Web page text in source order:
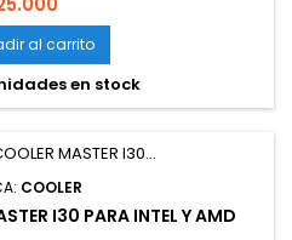
al carrito
en stock
COOLER
I30 PARA INTEL Y AMD